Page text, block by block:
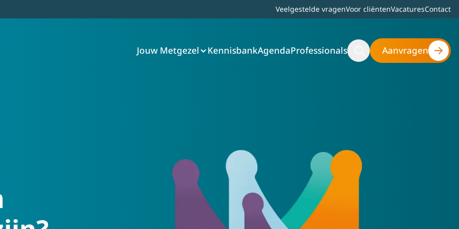
Top bar menu
Veelgestelde vragenVoor cliëntenVacaturesContact
Jouw Metgezel
met ons op
KennisbankAgendaProfessionals Aanvragen